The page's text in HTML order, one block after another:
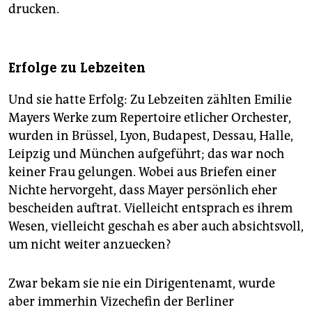
drucken.
Erfolge zu Lebzeiten
Und sie hatte Erfolg: Zu Lebzeiten zählten Emilie
Mayers Werke zum Repertoire etlicher Orchester,
wurden in Brüssel, Lyon, Budapest, Dessau, Halle,
Leipzig und München aufgeführt; das war noch
keiner Frau gelungen. Wobei aus Briefen einer
Nichte hervorgeht, dass Mayer persönlich eher
bescheiden auftrat. Vielleicht entsprach es ihrem
Wesen, vielleicht geschah es aber auch absichtsvoll,
um nicht weiter anzuecken?
Zwar bekam sie nie ein Dirigentenamt, wurde
aber immerhin Vizechefin der Berliner